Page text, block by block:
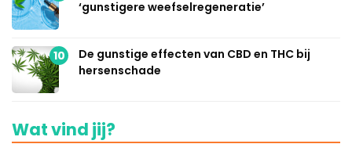
‘gunstigere weefselregeneratie’
10
De gunstige effecten van CBD en THC bij
hersenschade
Wat vind jij?